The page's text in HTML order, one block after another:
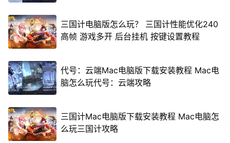
三国计电脑版怎么玩？ 三国计性能优化240
高帧 游戏多开 后台挂机 按键设置教程
代号：云端Mac电脑版下载安装教程 Mac电
脑怎么玩代号：云端攻略
三国计Mac电脑版下载安装教程 Mac电脑怎
么玩三国计攻略